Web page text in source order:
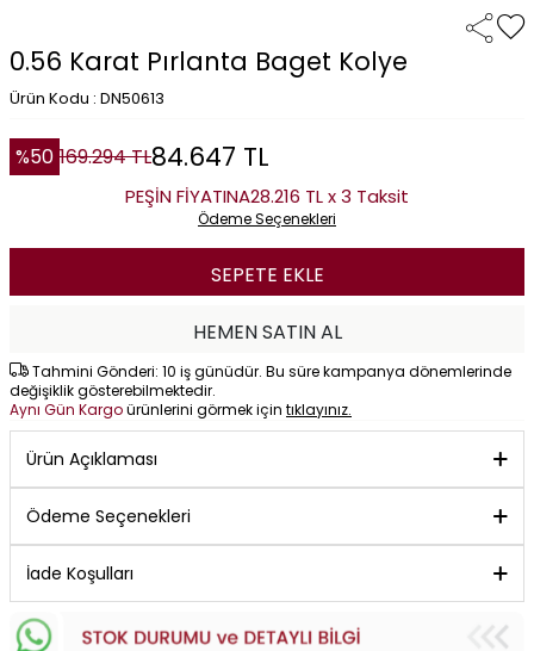
0.56 Karat Pırlanta Baget Kolye
Ürün Kodu : DN50613
%50 169.294TL84.647 TL
PEŞİN FİYATINA28.216 TL x 3 Taksit
Ödeme Seçenekleri
SEPETE EKLE
HEMEN SATIN AL
Tahmini Gönderi: 10 iş günüdür. Bu süre kampanya dönemlerinde
değişiklik gösterebilmektedir.
Aynı Gün Kargoürünlerini görmek için tıklayınız.
Ürün Açıklaması
Ödeme Seçenekleri
İade Koşulları